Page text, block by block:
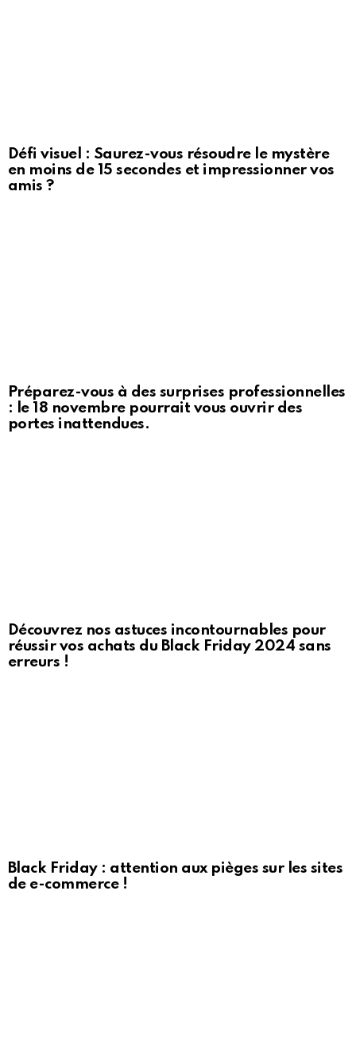
Défi visuel : Saurez-vous résoudre le mystère
en moins de 15 secondes et impressionner vos
amis ?
Préparez-vous à des surprises professionnelles
: le 18 novembre pourrait vous ouvrir des
portes inattendues.
Découvrez nos astuces incontournables pour
réussir vos achats du Black Friday 2024 sans
erreurs !
Black Friday : attention aux pièges sur les sites
de e-commerce !